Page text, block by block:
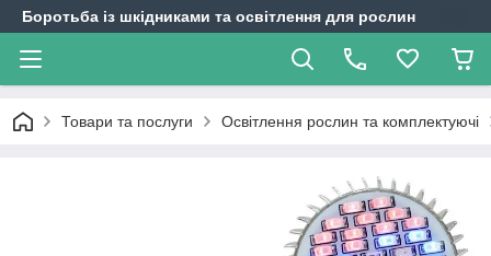
Боротьба із шкідниками та освітлення для рослин
Товари та послуги Освітлення рослин та комплектуючі